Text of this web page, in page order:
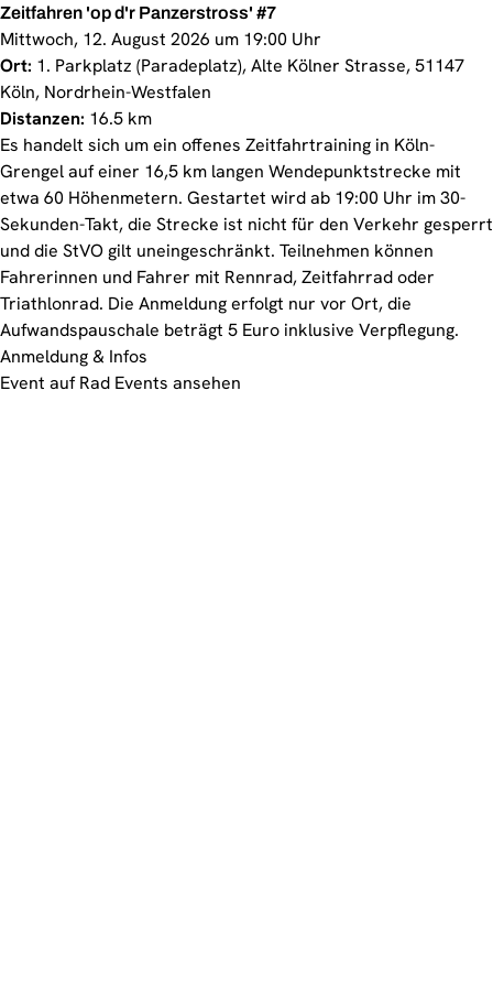
Zeitfahren 'op d'r Panzerstross' #7
Mittwoch, 12. August 2026 um 19:00 Uhr
Ort: 1. Parkplatz (Paradeplatz), Alte Kölner Strasse, 51147
Köln, Nordrhein-Westfalen
Distanzen: 16.5 km
Es handelt sich um ein offenes Zeitfahrtraining in Köln-
Grengel auf einer 16,5 km langen Wendepunktstrecke mit
etwa 60 Höhenmetern. Gestartet wird ab 19:00 Uhr im 30-
Sekunden-Takt, die Strecke ist nicht für den Verkehr gesperrt
und die StVO gilt uneingeschränkt. Teilnehmen können
Fahrerinnen und Fahrer mit Rennrad, Zeitfahrrad oder
Triathlonrad. Die Anmeldung erfolgt nur vor Ort, die
Aufwandspauschale beträgt 5 Euro inklusive Verpflegung.
Anmeldung & Infos
Event auf Rad Events ansehen